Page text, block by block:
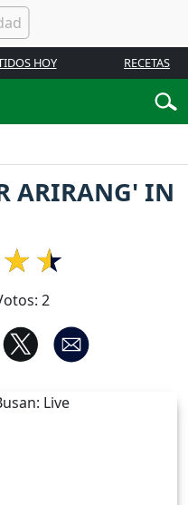
HOY RECETAS
ARIRANG' IN
2